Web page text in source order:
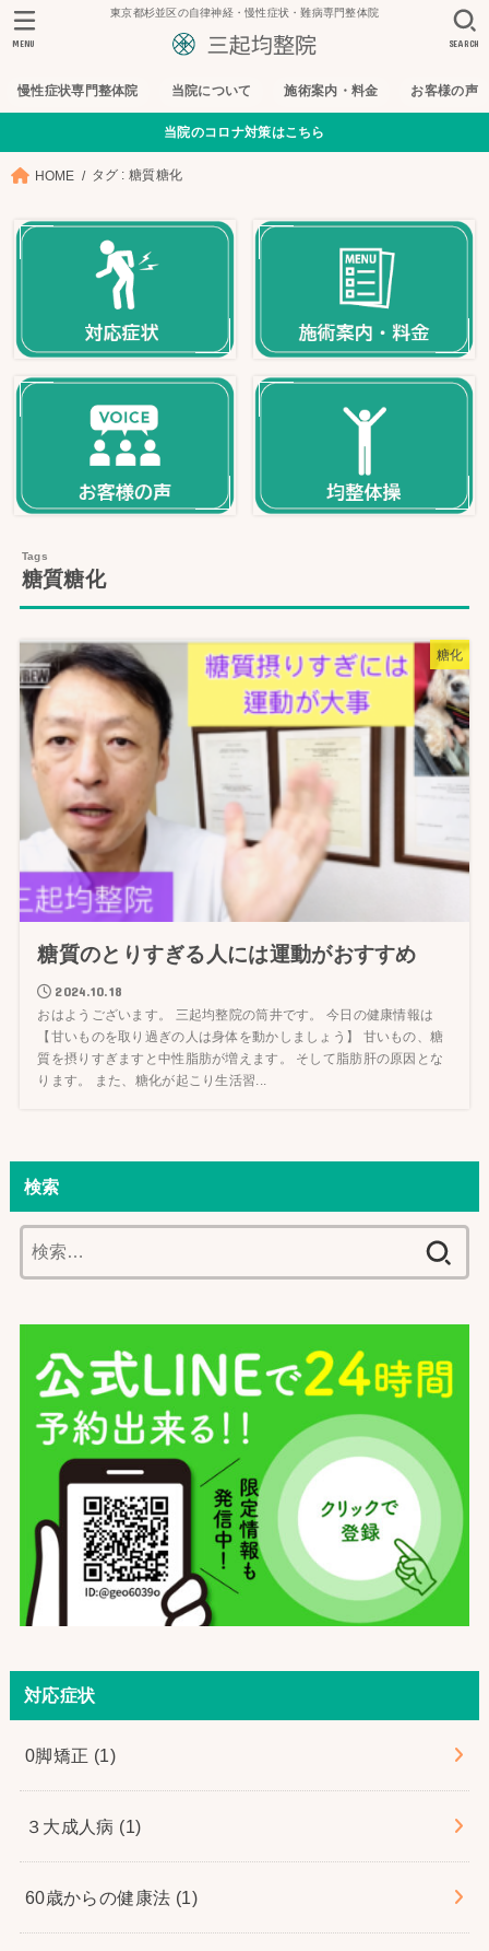
東京都杉並区の自律神経・慢性症状・難病専門整体院
慢性症状専門整体院 当院について 施術案内・料金 お客様の声
SEARCH
MENU
当院のコロナ対策はこちら
HOME タグ : 糖質糖化
糖質糖化
糖化
糖質のとりすぎる人には運動がおすすめ
2024.10.18
おはようございます。 三起均整院の筒井です。 今日の健康情報は
【甘いものを取り過ぎの人は身体を動かしましょう】 甘いもの、糖
質を摂りすぎますと中性脂肪が増えます。 そして脂肪肝の原因とな
ります。 また、糖化が起こり生活習...
検索
索:
対応症状
0脚矯正 (1)
３大成人病 (1)
60歳からの健康法 (1)